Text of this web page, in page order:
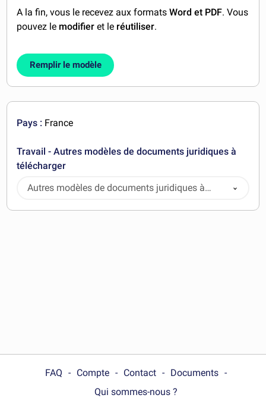
A la fin, vous le recevez aux formatsWord et PDF. Vous
pouvez le modifier et le réutiliser.
Remplir le modèle
Pays : France
Travail - Autres modèles de documents juridiques à
télécharger
Autres modèles de documents juridiques à
télécharger
FAQ Compte Contact
Documents
Qui sommes-nous ?